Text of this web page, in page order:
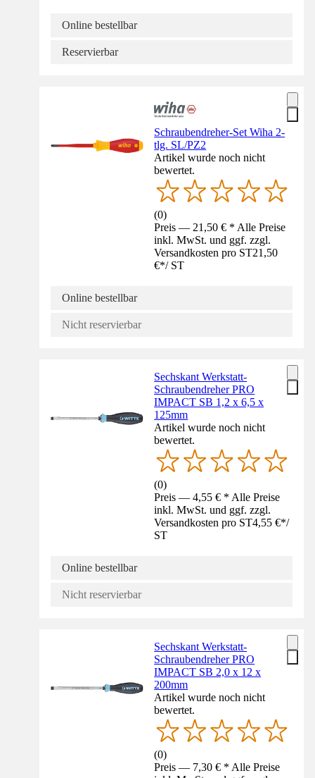
Online bestellbar
Reservierbar
Schraubendreher-Set Wiha 2-
tlg. SL/PZ2
Artikel wurde noch nicht
bewertet.
(0)
Preis — 21,50 € * Alle Preise
inkl. MwSt. und ggf. zzgl.
Versandkosten pro ST21,50
€*/ ST
Online bestellbar
Nicht reservierbar
Sechskant Werkstatt-
Schraubendreher PRO
IMPACT SB 1,2 x 6,5 x
125mm
Artikel wurde noch nicht
bewertet.
(0)
Preis — 4,55 € * Alle Preise
inkl. MwSt. und ggf. zzgl.
Versandkosten pro ST4,55 €*/
ST
Online bestellbar
Nicht reservierbar
Sechskant Werkstatt-
Schraubendreher PRO
IMPACT SB 2,0 x 12 x
200mm
Artikel wurde noch nicht
bewertet.
(0)
Preis — 7,30 € * Alle Preise